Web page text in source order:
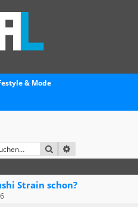
& Mode
SUCHE
Strain schon?